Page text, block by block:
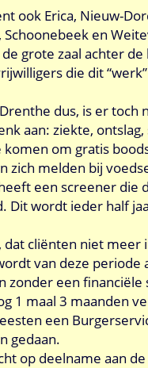
ook Erica, Nieuw-
Schoonebeek en
grote zaal achter de
die dit
dus, is er toch
aan: ziekte,
om gratis
zich melden bij
een screener die
Dit wordt ieder half
dat cliënten niet
van deze periode
zonder een
1 maal 3 maanden
een
gedaan.
op deelname aan